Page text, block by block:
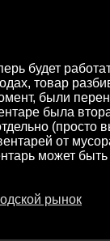
будет
товар
были
была
(просто
от
может
рынок